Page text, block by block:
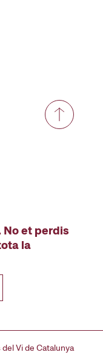
No et perdis
la
Vi de Catalunya